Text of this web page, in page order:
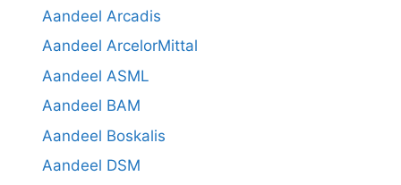
Aandeel Arcadis
Aandeel ArcelorMittal
Aandeel ASML
Aandeel BAM
Aandeel Boskalis
Aandeel DSM